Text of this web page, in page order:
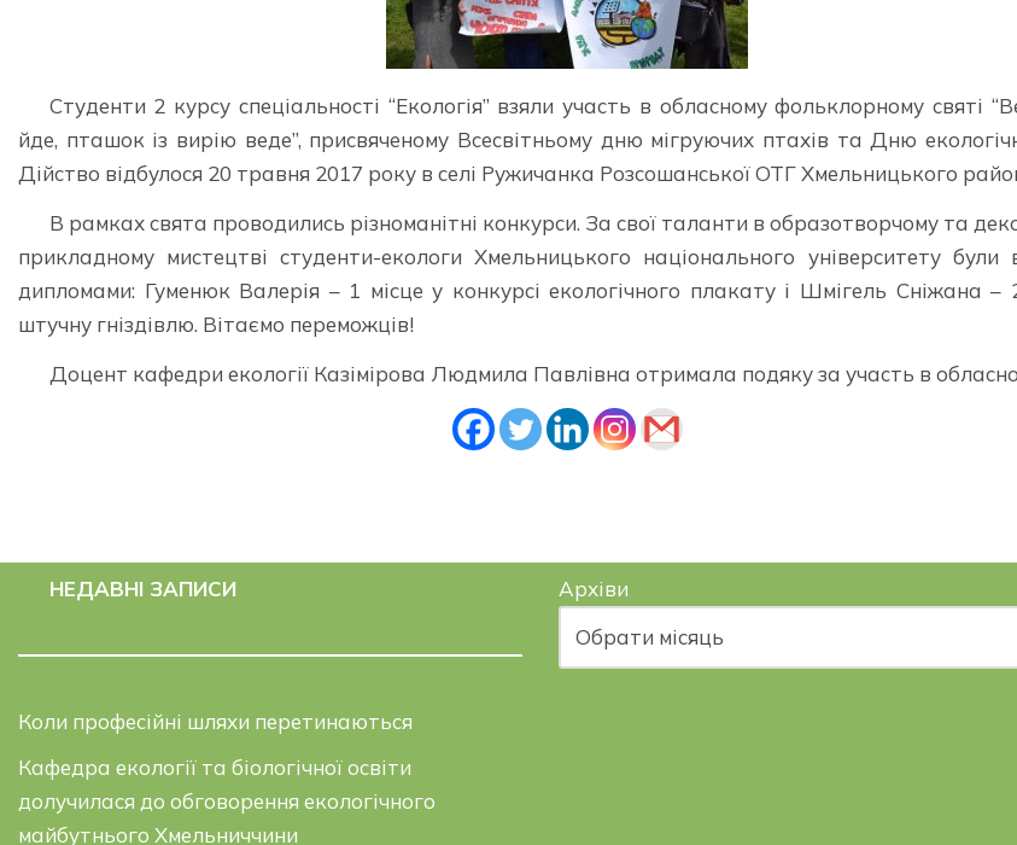
Студенти 2 курсу спеціальності “Eкологія” взяли участь в обласному фольклорному святі
йде, пташок із вирію веде”, присвяченому Всесвітньому дню мігруючих птахів та Дню
Дійство відбулося 20 травня 2017 року в селі Ружичанка Розсошанської ОТГ Хмельницького
В рамках свята проводились різноманітні конкурси. За свої таланти в образотворчому та
прикладному мистецтві студенти-екологи Хмельницького національного університету були
дипломами: Гуменюк Валерія – 1 місце у конкурсі екологічного плакату і Шмігель Сніжана –
штучну гніздівлю. Вітаємо переможців!
Доцент кафедри екології Казімірова Людмила Павлівна отримала подяку за участь в
НЕДАВНІ ЗАПИСИ
Коли професійні шляхи перетинаються
Кафедра екології та біологічної освіти
долучилася до обговорення екологічного
майбутнього Хмельниччини
Архіви